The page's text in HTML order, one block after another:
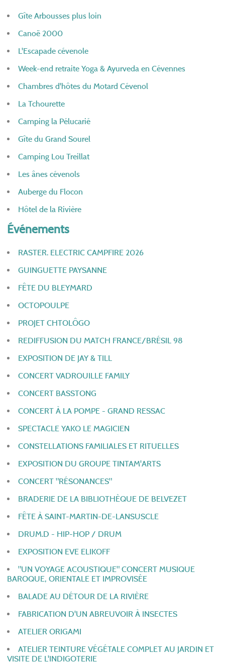
Gîte Arbousses plus loin
Canoë 2000
L'Escapade cévenole
Week-end retraite Yoga & Ayurveda en Cévennes
Chambres d'hôtes du Motard Cévenol
La Tchourette
Camping la Pélucarié
Gîte du Grand Sourel
Camping Lou Treillat
Les ânes cévenols
Auberge du Flocon
Hôtel de la Rivière
Événements
RASTER. ELECTRIC CAMPFIRE 2026
GUINGUETTE PAYSANNE
FÊTE DU BLEYMARD
OCTOPOULPE
PROJET CHTOLÔGO
REDIFFUSION DU MATCH FRANCE/BRÉSIL 98
EXPOSITION DE JAY & TILL
CONCERT VADROUILLE FAMILY
CONCERT BASSTONG
CONCERT À LA POMPE - GRAND RESSAC
SPECTACLE YAKO LE MAGICIEN
CONSTELLATIONS FAMILIALES ET RITUELLES
EXPOSITION DU GROUPE TINTAM'ARTS
CONCERT "RÉSONANCES"
BRADERIE DE LA BIBLIOTHÈQUE DE BELVEZET
FÊTE À SAINT-MARTIN-DE-LANSUSCLE
DRUM.D - HIP-HOP / DRUM
EXPOSITION EVE ELIKOFF
"UN VOYAGE ACOUSTIQUE" CONCERT MUSIQUE
BAROQUE, ORIENTALE ET IMPROVISÉE
BALADE AU DÉTOUR DE LA RIVIÈRE
FABRICATION D'UN ABREUVOIR À INSECTES
ATELIER ORIGAMI
ATELIER TEINTURE VÉGÉTALE COMPLET AU JARDIN ET
VISITE DE L'INDIGOTERIE